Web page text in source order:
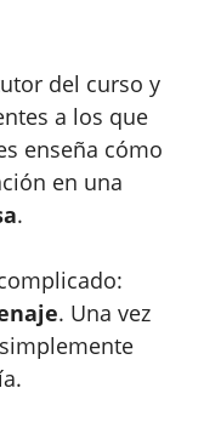
del curso y
a los que
enseña cómo
en una
.
. Una vez